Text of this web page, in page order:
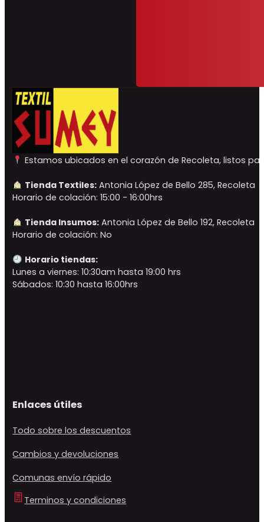
Estamos ubicados en el corazón de Recoleta, listos
Tienda Textiles:Antonia López de Bello 285, Recoleta
Horario de colación: 15:00 - 16:00hrs
Tienda Insumos:Antonia López de Bello 192, Recoleta
Horario de colación: No
Horario tiendas:
Lunes a viernes: 10:30am hasta 19:00 hrs
Sábados: 10:30 hasta 16:00hrs
Enlaces útiles
Todo sobre los descuentos
Cambios y devoluciones
Comunas envío rápido
Terminos y condiciones